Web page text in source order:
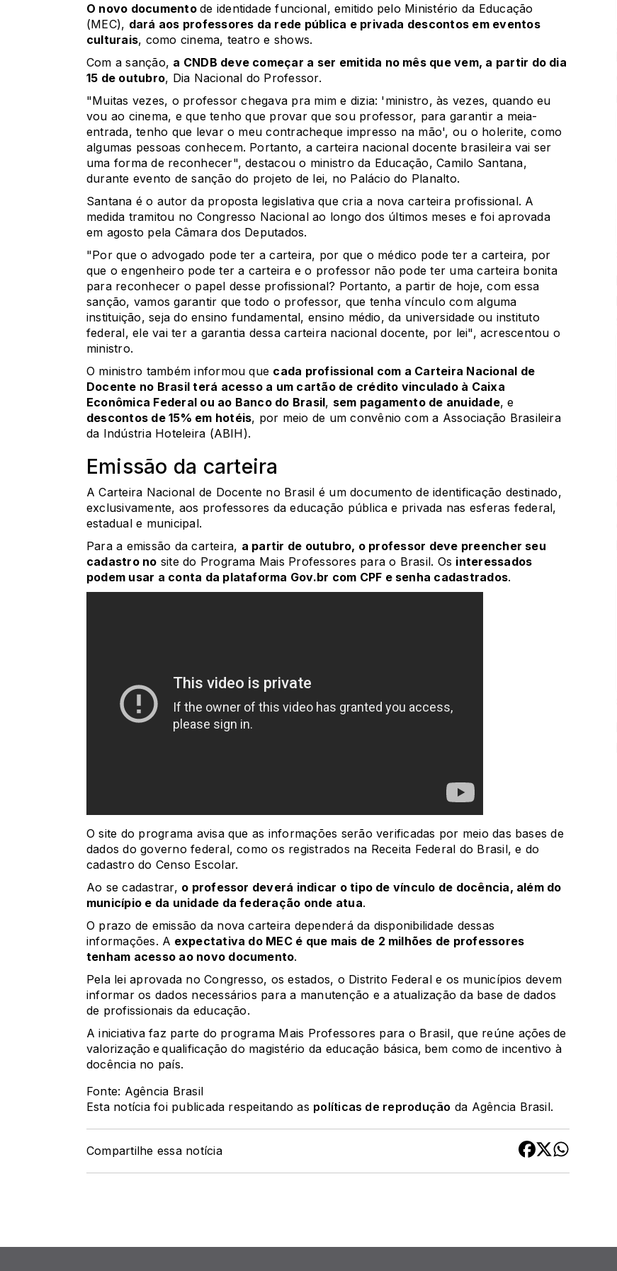
O novo documentode identidade funcional, emitido pelo Ministério da Educação
(MEC), dará aos professores da rede pública e privada descontos em eventos
culturais, como cinema, teatro e shows.
Com a sanção, a CNDB deve começar a ser emitida no mês que vem, a partir do dia
15 de outubro, Dia Nacional do Professor.
"Muitas vezes, o professor chegava pra mim e dizia: 'ministro, às vezes, quando eu
vou ao cinema, e que tenho que provar que sou professor, para garantir a meia-
entrada, tenho que levar o meu contracheque impresso na mão', ou o holerite, como
algumas pessoas conhecem. Portanto, a carteira nacional docente brasileira vai ser
uma forma de reconhecer", destacou o ministro da Educação, Camilo Santana,
durante evento de sanção do projeto de lei, no Palácio do Planalto.
Santana é o autor da proposta legislativa que cria a nova carteira profissional. A
medida tramitou no Congresso Nacional ao longo dos últimos meses efoi aprovada
em agosto pela Câmara dos Deputados.
"Por que o advogado pode ter a carteira, por que o médico pode ter a carteira, por
que o engenheiro pode ter a carteira e o professor não pode ter uma carteira bonita
para reconhecer o papel desse profissional? Portanto, a partir de hoje, com essa
sanção, vamos garantir que todo o professor, que tenha vínculo com alguma
instituição, seja do ensino fundamental, ensino médio, da universidade ou instituto
federal, ele vai ter a garantia dessa carteira nacional docente, por lei", acrescentou o
ministro.
O ministro também informou que cada profissional com a Carteira Nacional de
Docente no Brasil terá acesso a um cartão de crédito vinculado à Caixa
Econômica Federal ou ao Banco do Brasil, sem pagamento de anuidade, e
descontos de 15% em hotéis, por meio de um convênio com a Associação Brasileira
da Indústria Hoteleira (ABIH).
Emissão da carteira
A Carteira Nacional de Docente no Brasil é um documento de identificação destinado,
exclusivamente, aos professores da educação pública e privada nas esferas federal,
estadual e municipal.
Para a emissão da carteira, a partir de outubro, o professor deve preencher seu
cadastro no site do Programa Mais Professores para o Brasil. Os interessados
podem usar a conta da plataforma Gov.br com CPF e senha cadastrados.
O site do programa avisa que as informações serão verificadas por meio das bases de
dados do governo federal, como os registrados na Receita Federal do Brasil, e do
cadastro do Censo Escolar.
Ao se cadastrar, o professor deverá indicar o tipo de vínculo de docência, além do
município e da unidade da federação onde atua.
O prazo de emissão da nova carteira dependerá da disponibilidade dessas
informações. A expectativa do MEC é que mais de 2 milhões de professores
tenham acesso ao novo documento.
Pela lei aprovada no Congresso, os estados, o Distrito Federal e os municípios devem
informar os dados necessários para a manutenção e a atualização da base de dados
de profissionais da educação.
A iniciativa faz parte do programa Mais Professores para o Brasil, que reúne ações de
valorização e qualificação do magistério da educação básica, bem como de incentivo à
docência no país.
Fonte: Agência Brasil
Esta notícia foi publicada respeitando as políticas de reprodução da Agência Brasil.
Compartilhe essa notícia